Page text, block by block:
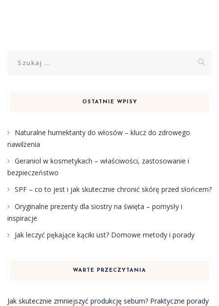
OSTATNIE WPISY
Naturalne humektanty do włosów – klucz do zdrowego
nawilżenia
Geraniol w kosmetykach – właściwości, zastosowanie i
bezpieczeństwo
SPF – co to jest i jak skutecznie chronić skórę przed słońcem?
Oryginalne prezenty dla siostry na święta – pomysły i
inspiracje
Jak leczyć pękające kąciki ust? Domowe metody i porady
WARTE PRZECZYTANIA
Jak skutecznie zmniejszyć produkcję sebum? Praktyczne porady